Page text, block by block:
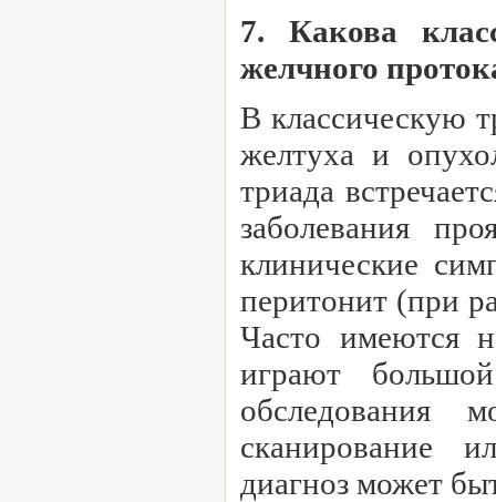
7. Какова
желчного
В классическую
желтуха и
триада
заболевания
клинические
перитонит (при
Часто имеются
играют
обследования
сканирование
диагноз может